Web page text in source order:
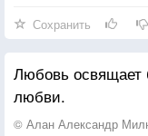
Где мы будем
На пляже Белых
Любовь оживила
И когда я поднял
Что страницы
Сохранить
Любовь освящает
любви.
© Алан Александр